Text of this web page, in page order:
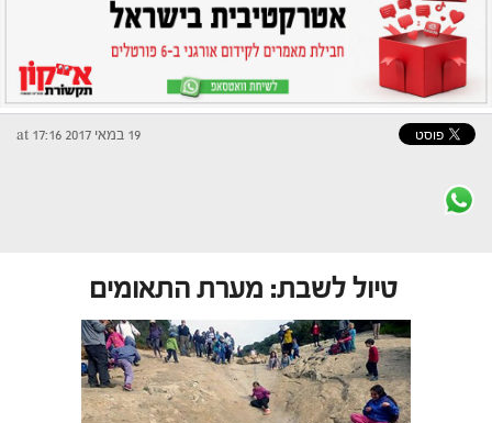
19 במאי 2017 at 17:16
טיול לשבת: מערת התאומים